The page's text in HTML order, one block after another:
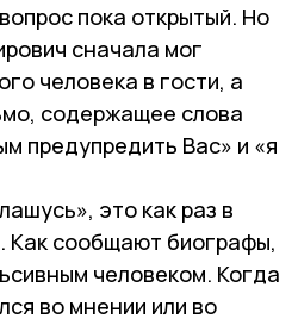
пока открытый. Но
сначала мог
человека в гости, а
содержащее слова
предупредить Вас» и «я
это как раз в
Как сообщают биографы,
человеком. Когда
во мнении или во